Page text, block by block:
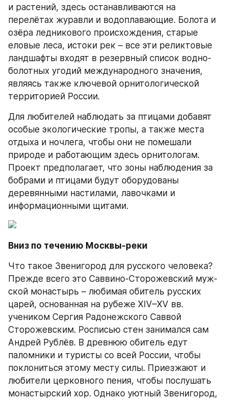
и растений, здесь останавливаются на
перелётах журавли и водоплавающие. Болота и
озёра ледникового происхождения, старые
еловые леса, истоки рек – все эти реликтовые
ландшафты входят в резервный список водно-
болотных угодий международного значения,
являясь также ключевой орнитологической
территорией России.
Для любителей наблюдать за птицами добавят
особые экологические тропы, а также места
отдыха и ночлега, чтобы они не помешали
природе и работающим здесь орнитологам.
Проект предполагает, что зоны наблюдения за
бобрами и птицами будут оборудованы
деревянными настилами, лавочками и
информационными щитами.
Вниз по течению Москвы-реки
Что такое Звенигород для русского человека?
Прежде всего это Саввино-Сторожевский муж­
ской монастырь – любимая обитель русских
царей, основанная на рубеже XIV–XV вв.
учеником Сергия Радонежского Саввой
Сторожевским. Росписью стен занимался сам
Андрей Рублёв. В древнюю обитель едут
паломники и туристы со всей России, чтобы
поклониться этому месту силы. Приезжают и
любители церковного пения, чтобы послушать
монастырский хор. Однако уютный Звенигород,